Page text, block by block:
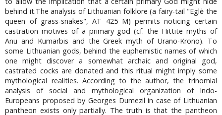
behind it.The analysis of Lithuanian folklore (a fairy-tail "Eglė the
queen of grass-snakes", AT 425 M) permits noticing certain
castration motives of a primary god (cf. the Hittite myths of
Anu and Kumarbis and the Greek myth of Urano-Krono). To
some Lithuanian gods, behind the euphemistic names of which
one might discover a somewhat archaic and original god,
castrated cocks are donated and this ritual might imply some
mythological realities. According to the author, the trinomial
analysis of social and mythological organization of Indo-
Europeans proposed by Georges Dumezil in case of Lithuanian
pantheon exists only partially. The truth is that the pantheon